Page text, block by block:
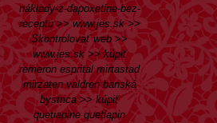
náklady-z-dapoxetine-bez-
receptu>>www.jes.sk>>
Skontrolovať web >>
www.jes.sk>> kúpiť
remeron esprital mirtastad
mirzaten valdren banská
bystrica>>kúpiť
quetiapine quetiapin